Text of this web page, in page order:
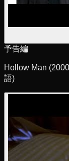
予告編
Hollow Man
語)